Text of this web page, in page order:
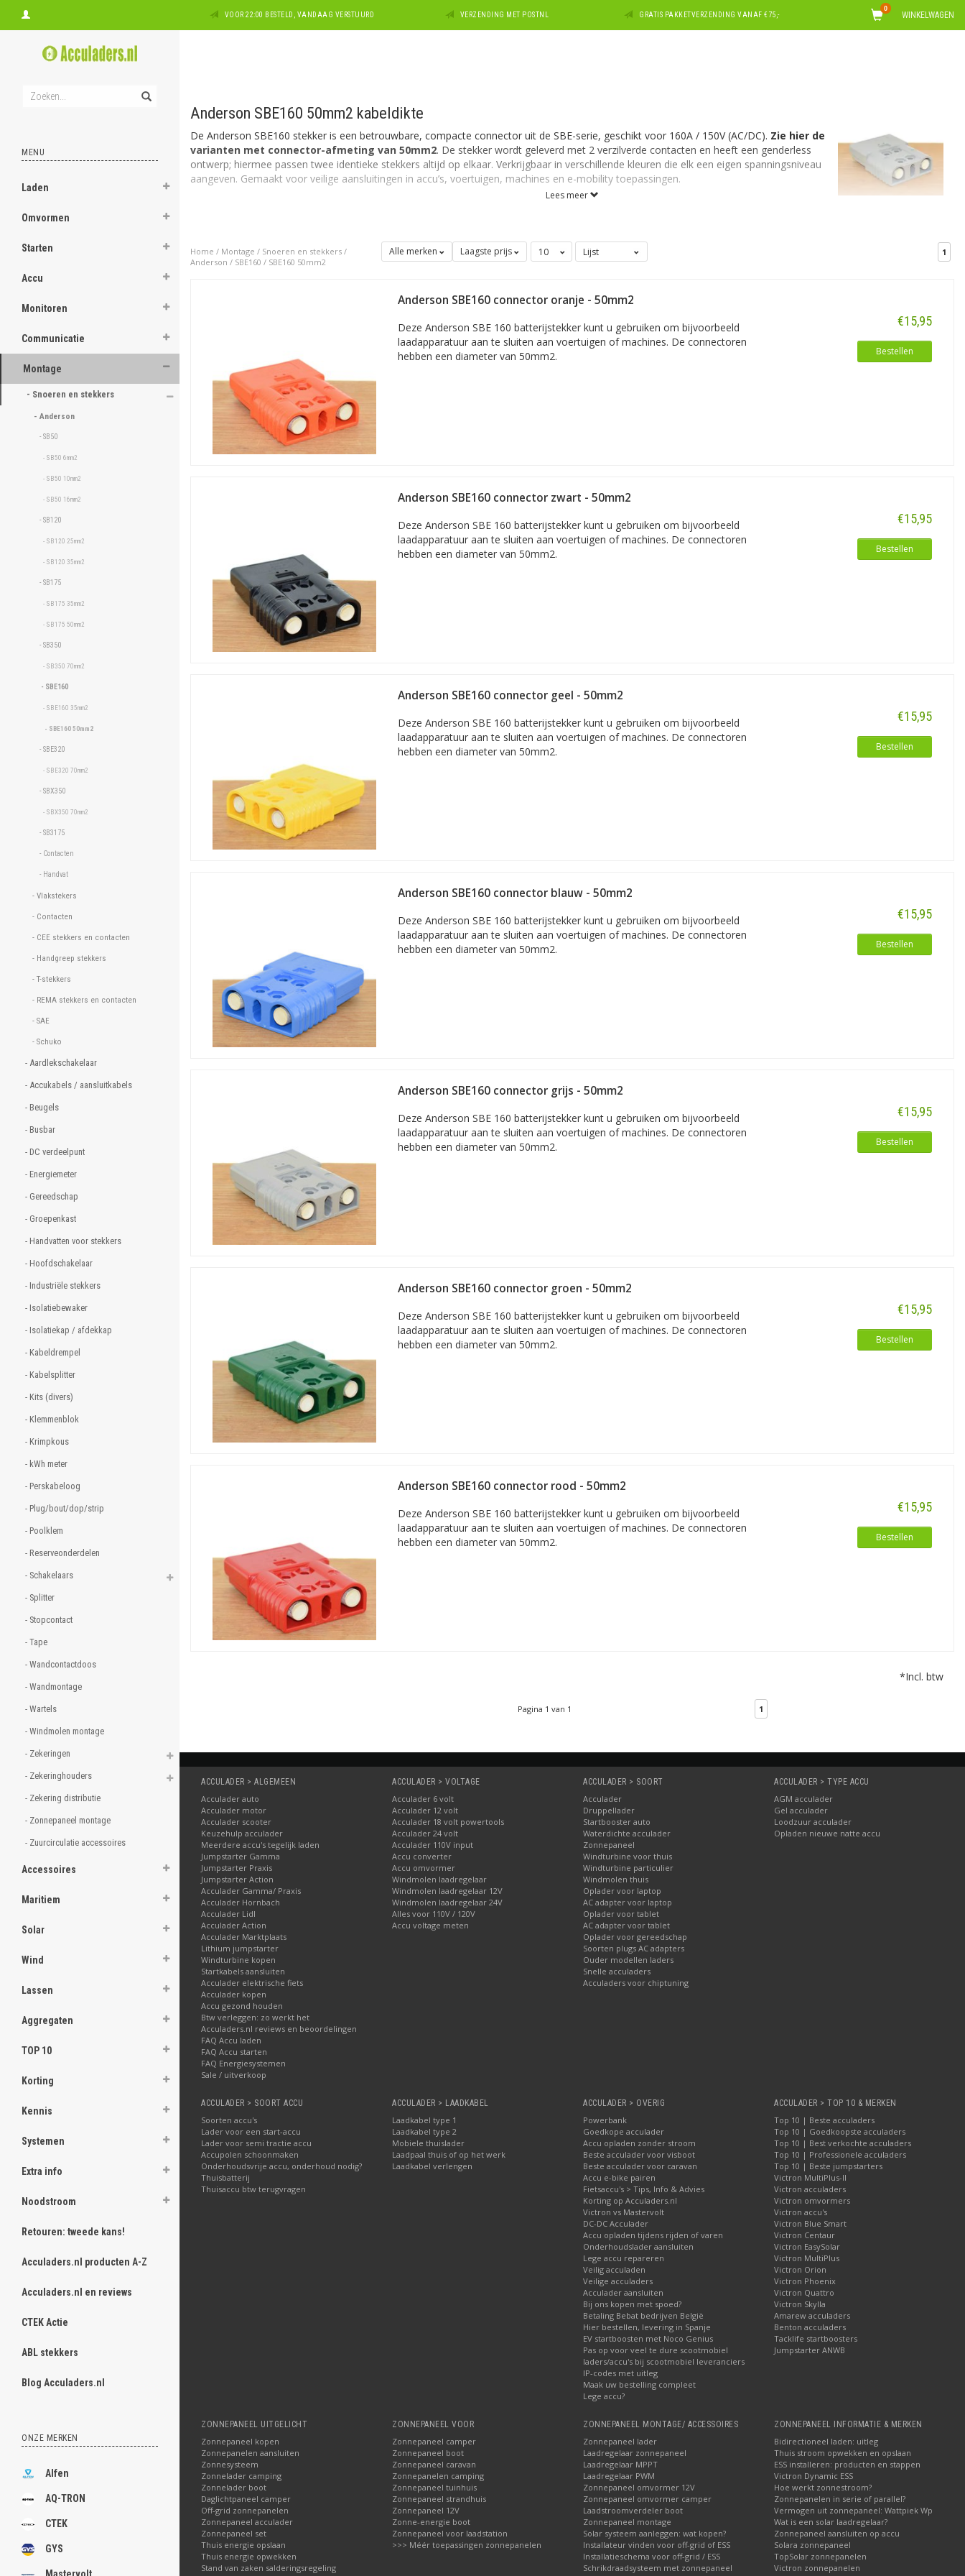
VOOR 22:00 BESTELD, VANDAAG VERSTUURD VERZENDING MET POSTNL GRATIS PAKKETVERZENDING VANAF €75,- WINKELWAGEN
0
MENU
Laden
Omvormen
Starten
Accu
Monitoren
Communicatie
Montage
- Snoeren en stekkers
- Anderson
- SB50
- SB50 6mm2
- SB50 10mm2
- SB50 16mm2
- SB120
- SB120 25mm2
- SB120 35mm2
- SB175
- SB175 35mm2
- SB175 50mm2
- SB350
- SB350 70mm2
- SBE160
- SBE160 35mm2
- SBE160 50mm2
- SBE320
- SBE320 70mm2
- SBX350
- SBX350 70mm2
- SB3175
- Contacten
- Handvat
- Vlakstekers
- Contacten
- CEE stekkers en contacten
- Handgreep stekkers
- T-stekkers
- REMA stekkers en contacten
- SAE
- Schuko
- Aardlekschakelaar
- Accukabels / aansluitkabels
- Beugels
- Busbar
- DC verdeelpunt
- Energiemeter
- Gereedschap
- Groepenkast
- Handvatten voor stekkers
- Hoofdschakelaar
- Industriële stekkers
- Isolatiebewaker
- Isolatiekap / afdekkap
- Kabeldrempel
- Kabelsplitter
- Kits (divers)
- Klemmenblok
- Krimpkous
- kWh meter
- Perskabeloog
- Plug/bout/dop/strip
- Poolklem
- Reserveonderdelen
- Schakelaars
- Splitter
- Stopcontact
- Tape
- Wandcontactdoos
- Wandmontage
- Wartels
- Windmolen montage
- Zekeringen
- Zekeringhouders
- Zekering distributie
- Zonnepaneel montage
- Zuurcirculatie accessoires
Accessoires
Maritiem
Solar
Wind
Lassen
Aggregaten
TOP 10
Korting
Kennis
Systemen
Extra info
Noodstroom
Retouren: tweede kans!
Acculaders.nl producten A-Z
Acculaders.nl en reviews
CTEK Actie
ABL stekkers
Blog Acculaders.nl
ONZE MERKEN
Alfen
AQ-TRON
CTEK
GYS
Anderson SBE160 50mm2 kabeldikte
De Anderson SBE160 stekker is een betrouwbare, compacte connector uit de SBE-serie, geschikt voor 160A / 150V (AC/DC). Zie hier de
varianten met connector-afmeting van 50mm2. De stekker wordt geleverd met 2 verzilverde contacten en heeft een genderless
ontwerp; hiermee passen twee identieke stekkers altijd op elkaar. Verkrijgbaar in verschillende kleuren die elk een eigen spanningsniveau
aangeven. Gemaakt voor veilige aansluitingen in accu’s, voertuigen, machines en e-mobility toepassingen.
Lees meer
Home / Montage / Snoeren en stekkers /
Anderson / SBE160 / SBE160 50mm2
Alle merken Laagste prijs 1
Anderson SBE160 connector oranje - 50mm2
Deze Anderson SBE 160 batterijstekker kunt u gebruiken om bijvoorbeeld
laadapparatuur aan te sluiten aan voertuigen of machines. De connectoren
hebben een diameter van 50mm2.
€15,95
Bestellen
Anderson SBE160 connector zwart - 50mm2
Deze Anderson SBE 160 batterijstekker kunt u gebruiken om bijvoorbeeld
laadapparatuur aan te sluiten aan voertuigen of machines. De connectoren
hebben een diameter van 50mm2.
€15,95
Bestellen
Anderson SBE160 connector geel - 50mm2
Deze Anderson SBE 160 batterijstekker kunt u gebruiken om bijvoorbeeld
laadapparatuur aan te sluiten aan voertuigen of machines. De connectoren
hebben een diameter van 50mm2.
€15,95
Bestellen
Anderson SBE160 connector blauw - 50mm2
Deze Anderson SBE 160 batterijstekker kunt u gebruiken om bijvoorbeeld
laadapparatuur aan te sluiten aan voertuigen of machines. De connectoren
hebben een diameter van 50mm2.
€15,95
Bestellen
Anderson SBE160 connector grijs - 50mm2
Deze Anderson SBE 160 batterijstekker kunt u gebruiken om bijvoorbeeld
laadapparatuur aan te sluiten aan voertuigen of machines. De connectoren
hebben een diameter van 50mm2.
€15,95
Bestellen
Anderson SBE160 connector groen - 50mm2
Deze Anderson SBE 160 batterijstekker kunt u gebruiken om bijvoorbeeld
laadapparatuur aan te sluiten aan voertuigen of machines. De connectoren
hebben een diameter van 50mm2.
€15,95
Bestellen
Anderson SBE160 connector rood - 50mm2
Deze Anderson SBE 160 batterijstekker kunt u gebruiken om bijvoorbeeld
laadapparatuur aan te sluiten aan voertuigen of machines. De connectoren
hebben een diameter van 50mm2.
€15,95
Bestellen
*Incl. btw
Pagina 1 van 1 1
ACCULADER > ALGEMEEN
Acculader auto
Acculader motor
Acculader scooter
Keuzehulp acculader
Meerdere accu's tegelijk laden
Jumpstarter Gamma
Jumpstarter Praxis
Jumpstarter Action
Acculader Gamma/ Praxis
Acculader Hornbach
Acculader Lidl
Acculader Action
Acculader Marktplaats
Lithium jumpstarter
Windturbine kopen
Startkabels aansluiten
Acculader elektrische fiets
Acculader kopen
Accu gezond houden
Btw verleggen: zo werkt het
Acculaders.nl reviews en beoordelingen
FAQ Accu laden
FAQ Accu starten
FAQ Energiesystemen
Sale / uitverkoop
ACCULADER > VOLTAGE
Acculader 6 volt
Acculader 12 volt
Acculader 18 volt powertools
Acculader 24 volt
Acculader 110V input
Accu converter
Accu omvormer
Windmolen laadregelaar
Windmolen laadregelaar 12V
Windmolen laadregelaar 24V
Alles voor 110V / 120V
Accu voltage meten
ACCULADER > SOORT
Acculader
Druppellader
Startbooster auto
Waterdichte acculader
Zonnepaneel
Windturbine voor thuis
Windturbine particulier
Windmolen thuis
Oplader voor laptop
AC adapter voor laptop
Oplader voor tablet
AC adapter voor tablet
Oplader voor gereedschap
Soorten plugs AC adapters
Ouder modellen laders
Snelle acculaders
Acculaders voor chiptuning
ACCULADER > TYPE ACCU
AGM acculader
Gel acculader
Loodzuur acculader
Opladen nieuwe natte accu
ACCULADER > SOORT ACCU
Soorten accu's
Lader voor een start-accu
Lader voor semi tractie accu
Accupolen schoonmaken
Onderhoudsvrije accu, onderhoud nodig?
Thuisbatterij
Thuisaccu btw terugvragen
ACCULADER > LAADKABEL
Laadkabel type 1
Laadkabel type 2
Mobiele thuislader
Laadpaal thuis of op het werk
Laadkabel verlengen
ACCULADER > OVERIG
Powerbank
Goedkope acculader
Accu opladen zonder stroom
Beste acculader voor visboot
Beste acculader voor caravan
Accu e-bike pairen
Fietsaccu's > Tips, Info & Advies
Korting op Acculaders.nl
Victron vs Mastervolt
DC-DC Acculader
Accu opladen tijdens rijden of varen
Onderhoudslader aansluiten
Lege accu repareren
Veilig acculaden
Veilige acculaders
Acculader aansluiten
Bij ons kopen met spoed?
Betaling Bebat bedrijven België
Hier bestellen, levering in Spanje
EV startboosten met Noco Genius
Pas op voor veel te dure scootmobiel
laders/accu's bij scootmobiel leveranciers
IP-codes met uitleg
Maak uw bestelling compleet
Lege accu?
ACCULADER > TOP 10 & MERKEN
Top 10 | Beste acculaders
Top 10 | Goedkoopste acculaders
Top 10 | Best verkochte acculaders
Top 10 | Professionele acculaders
Top 10 | Beste jumpstarters
Victron MultiPlus-II
Victron acculaders
Victron omvormers
Victron accu's
Victron Blue Smart
Victron Centaur
Victron EasySolar
Victron MultiPlus
Victron Orion
Victron Phoenix
Victron Quattro
Victron Skylla
Amarew acculaders
Benton acculaders
Tacklife startboosters
Jumpstarter ANWB
ZONNEPANEEL UITGELICHT
Zonnepaneel kopen
Zonnepanelen aansluiten
Zonnesysteem
Zonnelader camping
Zonnelader boot
Daglichtpaneel camper
Off-grid zonnepanelen
Zonnepaneel acculader
Zonnepaneel set
Thuis energie opslaan
Thuis energie opwekken
Stand van zaken salderingsregeling
ZONNEPANEEL VOOR
Zonnepaneel camper
Zonnepaneel boot
Zonnepaneel caravan
Zonnepanelen camping
Zonnepaneel tuinhuis
Zonnepaneel strandhuis
Zonnepaneel 12V
Zonne-energie boot
Zonnepaneel voor laadstation
>>> Méér toepassingen zonnepanelen
ZONNEPANEEL MONTAGE/ ACCESSOIRES
Zonnepaneel lader
Laadregelaar zonnepaneel
Laadregelaar MPPT
Laadregelaar PWM
Zonnepaneel omvormer 12V
Zonnepaneel omvormer camper
Laadstroomverdeler boot
Zonnepaneel montage
Solar systeem aanleggen: wat kopen?
Installateur vinden voor off-grid of ESS
Installatieschema voor off-grid / ESS
Schrikdraadsysteem met zonnepaneel
ZONNEPANEEL INFORMATIE & MERKEN
Bidirectioneel laden: uitleg
Thuis stroom opwekken en opslaan
ESS installeren: producten en stappen
Victron Dynamic ESS
Hoe werkt zonnestroom?
Zonnepanelen in serie of parallel?
Vermogen uit zonnepaneel: Wattpiek Wp
Wat is een solar laadregelaar?
Zonnepaneel aansluiten op accu
Solara zonnepaneel
TopSolar zonnepanelen
Victron zonnepanelen